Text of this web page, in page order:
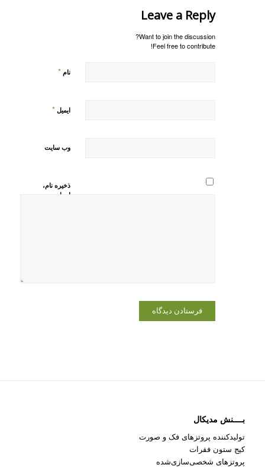
Leave a Reply
Want to join the discussion?
Feel free to contribute!
نام *
ایمیل *
وب‌ سایت
ذخیره نام،
ایمیل و
بــــنش مدیکال
تولیدکننده پروتزهای فک و صورت
کیج ستون فقرات
پروتزهای شخصی‌سازی‌شده